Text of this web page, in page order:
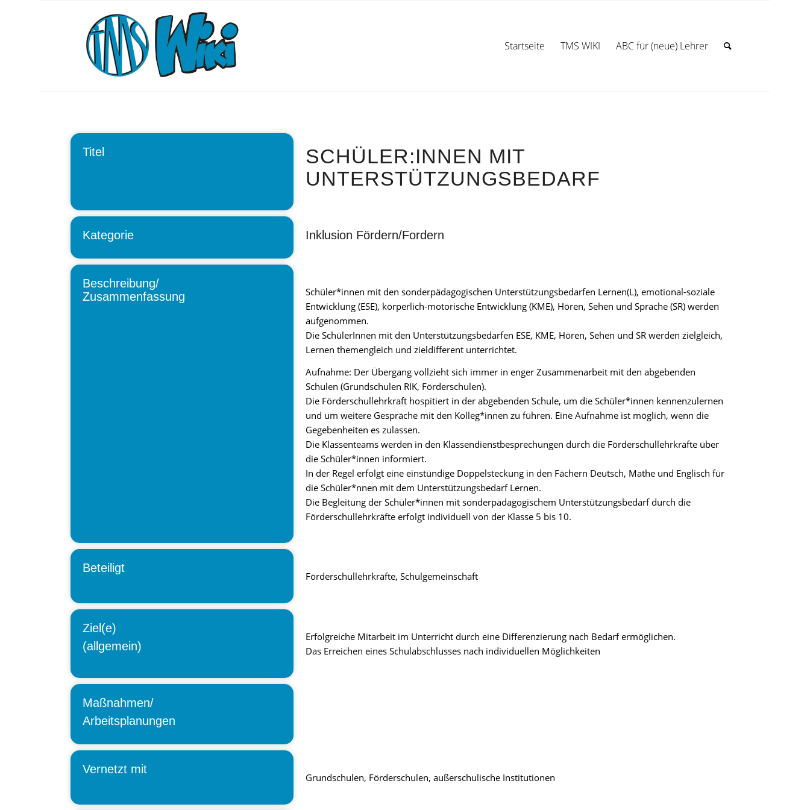
Startseite TMS WIKI ABC für (neue) Lehrer
Titel
SCHÜLER:INNEN MIT
UNTERSTÜTZUNGSBEDARF
Kategorie Inklusion Fördern/Fordern
Beschreibung/
Zusammenfassung
Schüler*innen mit den sonderpädagogischen Unterstützungsbedarfen Lernen(L), emotional-soziale
Entwicklung (ESE), körperlich-motorische Entwicklung (KME), Hören, Sehen und Sprache (SR) werden
aufgenommen.
Die SchülerInnen mit den Unterstützungsbedarfen ESE, KME, Hören, Sehen und SR werden zielgleich,
Lernen themengleich und zieldifferent unterrichtet.
Aufnahme: Der Übergang vollzieht sich immer in enger Zusammenarbeit mit den abgebenden
Schulen (Grundschulen RIK, Förderschulen).
Die Förderschullehrkraft hospitiert in der abgebenden Schule, um die Schüler*innen kennenzulernen
und um weitere Gespräche mit den Kolleg*innen zu führen. Eine Aufnahme ist möglich, wenn die
Gegebenheiten es zulassen.
Die Klassenteams werden in den Klassendienstbesprechungen durch die Förderschullehrkräfte über
die Schüler*innen informiert.
In der Regel erfolgt eine einstündige Doppelsteckung in den Fächern Deutsch, Mathe und Englisch für
die Schüler*nnen mit dem Unterstützungsbedarf Lernen.
Die Begleitung der Schüler*innen mit sonderpädagogischem Unterstützungsbedarf durch die
Förderschullehrkräfte erfolgt individuell von der Klasse 5 bis 10.
Beteiligt
Förderschullehrkräfte, Schulgemeinschaft
Ziel(e)
(allgemein)
Erfolgreiche Mitarbeit im Unterricht durch eine Differenzierung nach Bedarf ermöglichen.
Das Erreichen eines Schulabschlusses nach individuellen Möglichkeiten
Maßnahmen/
Arbeitsplanungen
Vernetzt mit
Grundschulen, Förderschulen, außerschulische Institutionen